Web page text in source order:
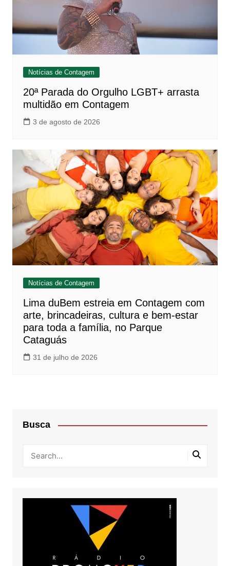
Notícias de Contagem
20ª Parada do Orgulho LGBT+ arrasta
multidão em Contagem
3 de agosto de 2026
Notícias de Contagem
Lima duBem estreia em Contagem com
arte, brincadeiras, cultura e bem-estar
para toda a família, no Parque
Cataguás
31 de julho de 2026
Busca